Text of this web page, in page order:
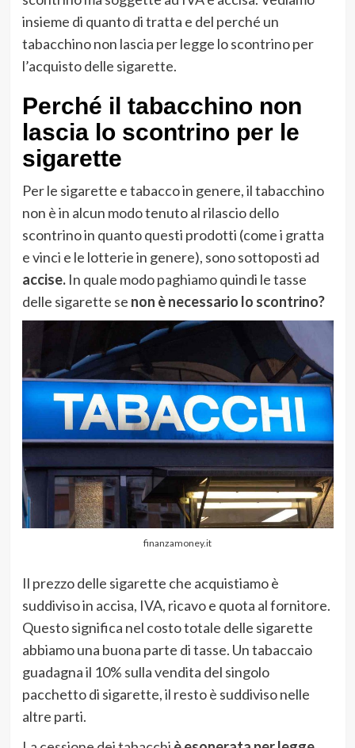
insieme di quanto di tratta e del perché un
tabacchino non lascia per legge lo scontrino per
l’acquisto delle sigarette.
Perché il tabacchino non
lascia lo scontrino per le
sigarette
Per le sigarette e tabacco in genere, il tabacchino
non è in alcun modo tenuto al rilascio dello
scontrino in quanto questi prodotti (come i gratta
e vinci e le lotterie in genere), sono sottoposti ad
accise.In quale modo paghiamo quindi le tasse
delle sigarette se non è necessario lo scontrino?
finanzamoney.it
Il prezzo delle sigarette che acquistiamo è
suddiviso in accisa, IVA, ricavo e quota al fornitore.
Questo significa nel costo totale delle sigarette
abbiamo una buona parte di tasse. Un tabaccaio
guadagna il 10% sulla vendita del singolo
pacchetto di sigarette, il resto è suddiviso nelle
altre parti.